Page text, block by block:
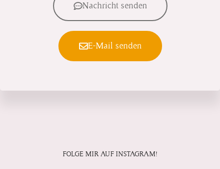
Nachricht senden
E-Mail senden
FOLGE MIR AUF INSTAGRAM!